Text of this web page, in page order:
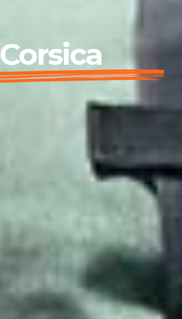
Corsica